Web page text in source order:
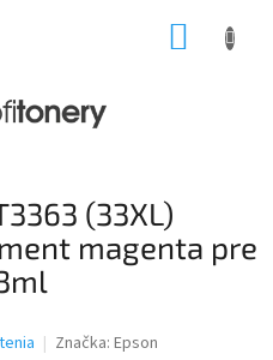
(33XL)
magenta pre
Značka: Epson